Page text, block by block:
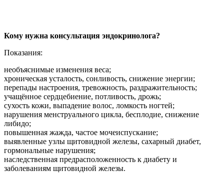
Кому нужна консультация эндокринолога?
Показания:
необъяснимые изменения веса;
хроническая усталость, сонливость, снижение энергии;
перепады настроения, тревожность, раздражительность;
учащённое сердцебиение, потливость, дрожь;
сухость кожи, выпадение волос, ломкость ногтей;
нарушения менструального цикла, бесплодие, снижение
либидо;
повышенная жажда, частое мочеиспускание;
выявленные узлы щитовидной железы, сахарный диабет,
гормональные нарушения;
наследственная предрасположенность к диабету и
заболеваниям щитовидной железы.